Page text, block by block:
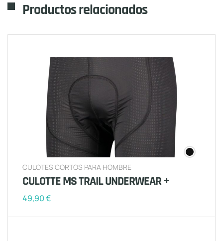
Productos relacionados
CULOTES CORTOS PARA HOMBRE
CULOTTE MS TRAIL UNDERWEAR +
49,90€